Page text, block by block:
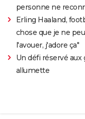
personne ne
Erling Haaland,
chose que je ne
l'avouer, j'adore ça"
Un défi réservé aux
allumette